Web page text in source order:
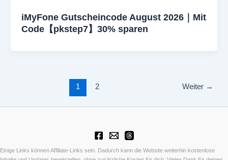
iMyFone Gutscheincode August 2026｜Mit
Code【pkstep7】30% sparen
1 2 Weiter →
Einige Links können Affiliate-Links sein. Dadurch kann die Website weiterhin kostenlose